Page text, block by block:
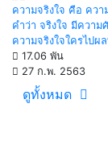
ความจริงใจ คือ คว
คำว่า จริงใจ มีควา
ความจริงใจใครไป
17.06 พัน
27 ก.พ. 2563
ดูทั้งหมด